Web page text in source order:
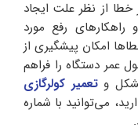
راهکارهای رفع مورد
امکان پیشگیری از
دستگاه را فراهم
وتعمیر کولرگازی
می‌توانید با شماره